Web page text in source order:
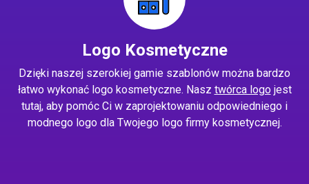
Logo Kosmetyczne
Dzięki naszej szerokiej gamie szablonów można bardzo
łatwo wykonać logo kosmetyczne. Nasz twórca logojest
tutaj, aby pomóc Ci w zaprojektowaniu odpowiedniego i
modnego logo dla Twojego logo firmy kosmetycznej.